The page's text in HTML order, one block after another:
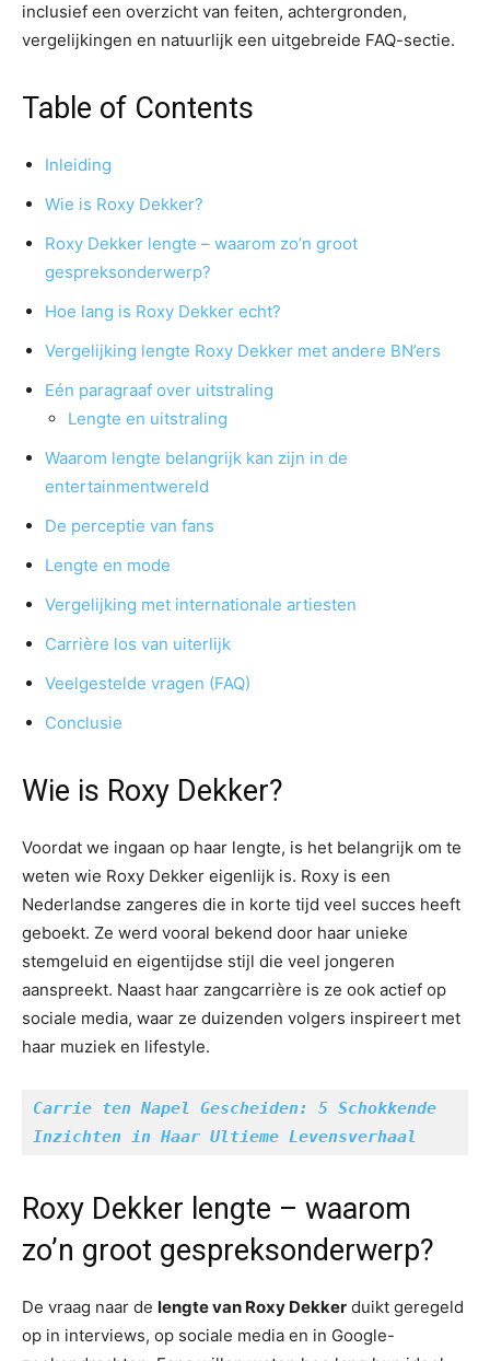
inclusief een overzicht van feiten, achtergronden,
vergelijkingen en natuurlijk een uitgebreide FAQ-sectie.
Table of Contents
Inleiding
Wie is Roxy Dekker?
Roxy Dekker lengte – waarom zo’n groot
gespreksonderwerp?
Hoe lang is Roxy Dekker echt?
Vergelijking lengte Roxy Dekker met andere BN’ers
Eén paragraaf over uitstraling
Lengte en uitstraling
Waarom lengte belangrijk kan zijn in de
entertainmentwereld
De perceptie van fans
Lengte en mode
Vergelijking met internationale artiesten
Carrière los van uiterlijk
Veelgestelde vragen (FAQ)
Conclusie
Wie is Roxy Dekker?
Voordat we ingaan op haar lengte, is het belangrijk om te
weten wie Roxy Dekker eigenlijk is. Roxy is een
Nederlandse zangeres die in korte tijd veel succes heeft
geboekt. Ze werd vooral bekend door haar unieke
stemgeluid en eigentijdse stijl die veel jongeren
aanspreekt. Naast haar zangcarrière is ze ook actief op
sociale media, waar ze duizenden volgers inspireert met
haar muziek en lifestyle.
Carrie ten Napel Gescheiden: 5 Schokkende
Inzichten in Haar Ultieme Levensverhaal
Roxy Dekker lengte – waarom
zo’n groot gespreksonderwerp?
De vraag naar de lengte van Roxy Dekker duikt geregeld
op in interviews, op sociale media en in Google-